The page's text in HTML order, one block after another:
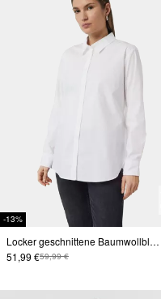
-13%
Locker geschnittene Baumwollbluse mit Eingrifftaschen
51,99 €59,99 €